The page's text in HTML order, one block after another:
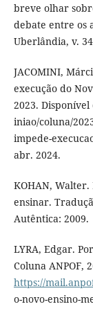
breve olhar
debate entre os
Uberlândia, v.
JACOMINI,
execução do
2023. Disponível
iniao/coluna/
impede-
abr. 2024.
KOHAN,
ensinar.
Autêntica: 2009.
LYRA, Edgar.
Coluna ANPOF,
https://
o-novo-ensino-